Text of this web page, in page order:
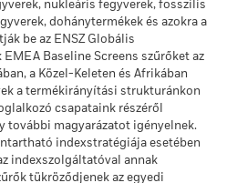
a jövedelem
származó hozam a
következtében növekedhet vagy
eltérő
Blackrock
70,37
98,76
67,02
98,71%
1,24%
nukleáris fegyverek, fosszilis
dohánytermékek és azokra a
be az ENSZ Globális
Baseline Screens szűrőket az
a Közel-Keleten és Afrikában
a termékirányítási strukturánkon
csapataink részéről
további magyarázatot igényelnek.
indexstratégiája esetében
indexszolgáltatóval annak
tükröződjenek az egyedi